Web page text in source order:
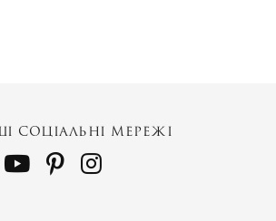
9.0 (Pie), upgradable to Android 12
СОЦІАЛЬНІ МЕРЕЖІ